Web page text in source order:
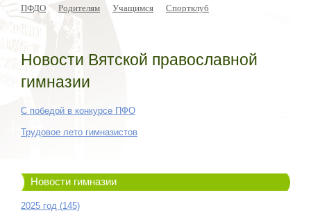
ПФДО
Родителям Учащимся Спортклуб
Новости Вятской православной
гимназии
С победой в конкурсе ПФО
Трудовое лето гимназистов
Новости гимназии
2025 год (145)